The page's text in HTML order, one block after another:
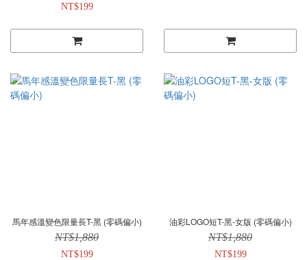
NT$199
馬年感溫變色限量長T-黑 (零碼偏小)
NT$1,880
NT$199
油彩LOGO短T-黑-女版 (零碼偏小)
NT$1,880
NT$199